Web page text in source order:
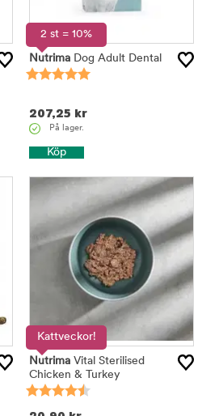
2 st = 10%
Nutrima Dog Adult Dental
207,25 kr
På lager.
Köp
Kattveckor!
Nutrima Vital Sterilised
Chicken & Turkey